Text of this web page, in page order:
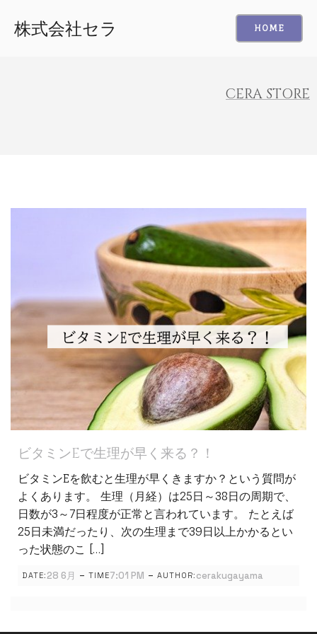
株式会社セラ HOME
CERA STORE
ビタミンEで生理が早く来る？！
ビタミンEを飲むと生理が早くきますか？という質問が
よくあります。 生理（月経）は25日～38日の周期で、
日数が3～7日程度が正常と言われています。 たとえば
25日未満だったり、次の生理まで39日以上かかるとい
った状態のこ […]
DATE: 28 6月 - TIME7:01 PM - AUTHOR: cerakugayama